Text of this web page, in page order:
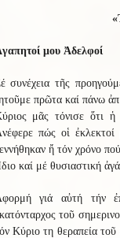
μου Ἀδελφοί
συνέχεια τῆς
πρῶτα καί πάνω
μᾶς τόνισε ὅτι
πώς οἱ
ἤ τόν χρόνο
καί μέ θυσιαστική
γιά αὐτή τήν
τοῦ
Κύριο τη θεραπεία